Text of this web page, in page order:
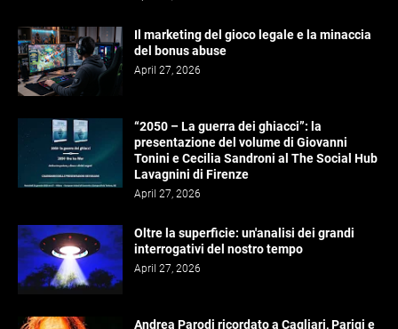
Il marketing del gioco legale e la minaccia
del bonus abuse
April 27, 2026
“2050 – La guerra dei ghiacci”: la
presentazione del volume di Giovanni
Tonini e Cecilia Sandroni al The Social Hub
Lavagnini di Firenze
April 27, 2026
Oltre la superficie: un'analisi dei grandi
interrogativi del nostro tempo
April 27, 2026
Andrea Parodi ricordato a Cagliari, Parigi e